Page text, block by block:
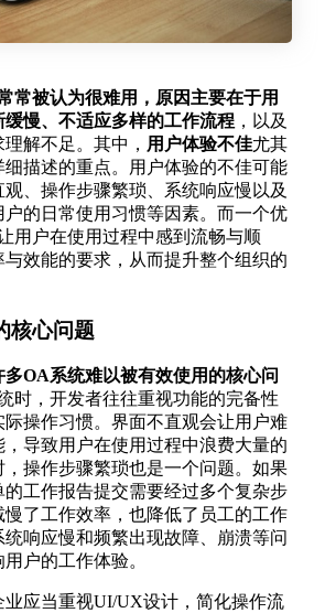
常被认为很难用，原因主要在于用
缓慢、不适应多样的工作流程，以及
解不足。其中， 用户体验不佳尤其
描述的重点。用户体验的不佳可能
、操作步骤繁琐、系统响应慢以及
的日常使用习惯等因素。而一个优
用户在使用过程中感到流畅与顺
效能的要求，从而提升整个组织的
核心问题
多OA系统难以被有效使用的核心问
时，开发者往往重视功能的完备性
操作习惯。界面不直观会让用户难
，导致用户在使用过程中浪费大量的
操作步骤繁琐也是一个问题。如果
的工作报告提交需要经过多个复杂步
了工作效率，也降低了员工的工作
响应慢和频繁出现故障、崩溃等问
户的工作体验。
业应当重视UI/UX设计，简化操作流